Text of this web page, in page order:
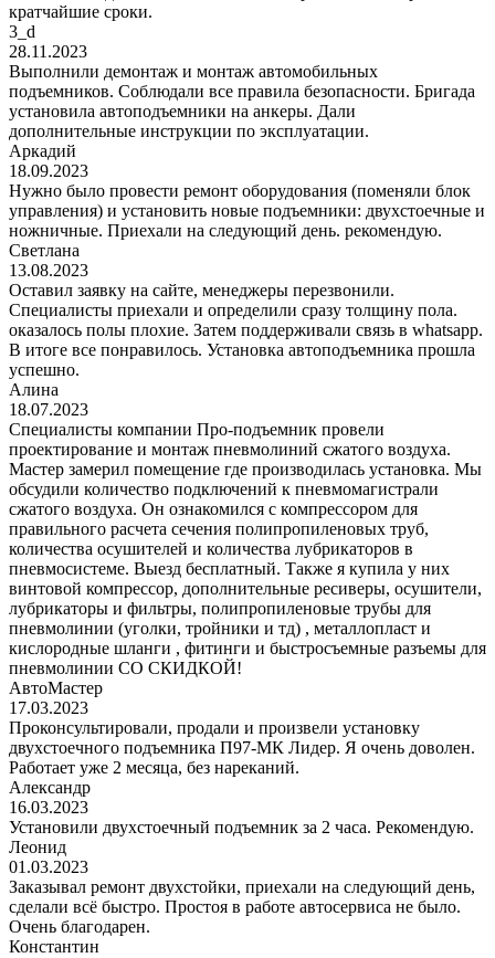
кратчайшие сроки.
3_d
28.11.2023
Выполнили демонтаж и монтаж автомобильных
подъемников. Соблюдали все правила безопасности. Бригада
установила автоподъемники на анкеры. Дали
дополнительные инструкции по эксплуатации.
Аркадий
18.09.2023
Нужно было провести ремонт оборудования (поменяли блок
управления) и установить новые подъемники: двухстоечные и
ножничные. Приехали на следующий день. рекомендую.
Светлана
13.08.2023
Оставил заявку на сайте, менеджеры перезвонили.
Специалисты приехали и определили сразу толщину пола.
оказалось полы плохие. Затем поддерживали связь в whatsapp.
В итоге все понравилось. Установка автоподъемника прошла
успешно.
Алина
18.07.2023
Специалисты компании Про-подъемник провели
проектирование и монтаж пневмолиний сжатого воздуха.
Мастер замерил помещение где производилась установка. Мы
обсудили количество подключений к пневмомагистрали
сжатого воздуха. Он ознакомился с компрессором для
правильного расчета сечения полипропиленовых труб,
количества осушителей и количества лубрикаторов в
пневмосистеме. Выезд бесплатный. Также я купила у них
винтовой компрессор, дополнительные ресиверы, осушители,
лубрикаторы и фильтры, полипропиленовые трубы для
пневмолинии (уголки, тройники и тд) , металлопласт и
кислородные шланги , фитинги и быстросъемные разъемы для
пневмолинии СО СКИДКОЙ!
АвтоМастер
17.03.2023
Проконсультировали, продали и произвели установку
двухстоечного подъемника П97-МК Лидер. Я очень доволен.
Работает уже 2 месяца, без нареканий.
Александр
16.03.2023
Установили двухстоечный подъемник за 2 часа. Рекомендую.
Леонид
01.03.2023
Заказывал ремонт двухстойки, приехали на следующий день,
сделали всё быстро. Простоя в работе автосервиса не было.
Очень благодарен.
Константин